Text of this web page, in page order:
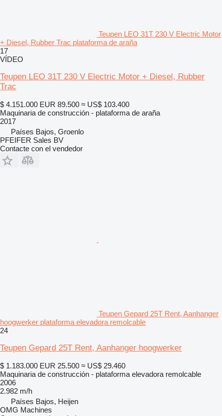
Teupen LEO 31T 230 V Electric Motor
+ Diesel, Rubber Trac plataforma de araña
17
VÍDEO
Teupen LEO 31T 230 V Electric Motor + Diesel, Rubber
Trac
$ 4.151.000 EUR 89.500 ≈ US$ 103.400
Maquinaria de construcción - plataforma de araña
2017
Países Bajos, Groenlo
PFEIFER Sales BV
Contacte con el vendedor
Teupen Gepard 25T Rent, Aanhanger
hoogwerker plataforma elevadora remolcable
24
Teupen Gepard 25T Rent, Aanhanger hoogwerker
$ 1.183.000 EUR 25.500 ≈ US$ 29.460
Maquinaria de construcción - plataforma elevadora remolcable
2006
2.982 m/h
Países Bajos, Heijen
OMG Machines